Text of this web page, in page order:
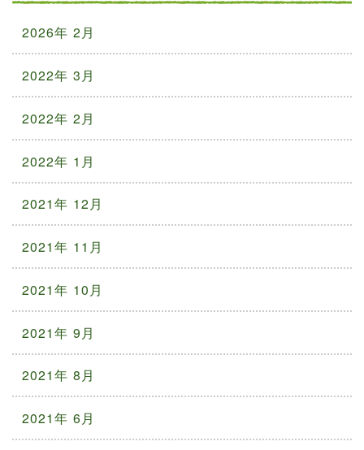
2026年 2月
2022年 3月
2022年 2月
2022年 1月
2021年 12月
2021年 11月
2021年 10月
2021年 9月
2021年 8月
2021年 6月